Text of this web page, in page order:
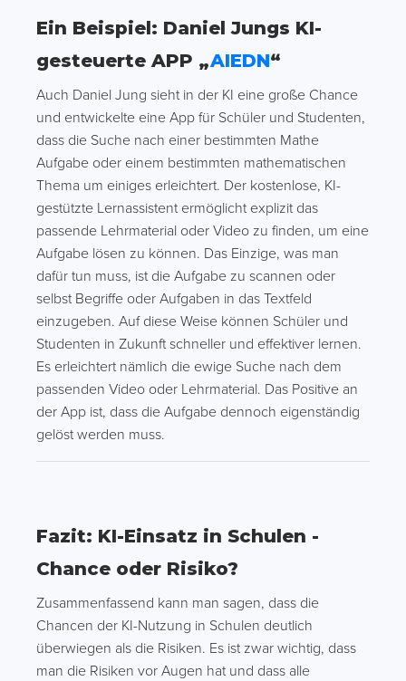
Ein Beispiel: Daniel Jungs KI-
gesteuerte APP „AIEDN“
Auch Daniel Jung sieht in der KI eine große Chance
und entwickelte eine App für Schüler und Studenten,
dass die Suche nach einer bestimmten Mathe
Aufgabe oder einem bestimmten mathematischen
Thema um einiges erleichtert. Der kostenlose, KI-
gestützte Lernassistent ermöglicht explizit das
passende Lehrmaterial oder Video zu finden, um eine
Aufgabe lösen zu können. Das Einzige, was man
dafür tun muss, ist die Aufgabe zu scannen oder
selbst Begriffe oder Aufgaben in das Textfeld
einzugeben. Auf diese Weise können Schüler und
Studenten in Zukunft schneller und effektiver lernen.
Es erleichtert nämlich die ewige Suche nach dem
passenden Video oder Lehrmaterial. Das Positive an
der App ist, dass die Aufgabe dennoch eigenständig
gelöst werden muss.
Fazit: KI-Einsatz in Schulen -
Chance oder Risiko?
Zusammenfassend kann man sagen, dass die
Chancen der KI-Nutzung in Schulen deutlich
überwiegen als die Risiken. Es ist zwar wichtig, dass
man die Risiken vor Augen hat und dass alle